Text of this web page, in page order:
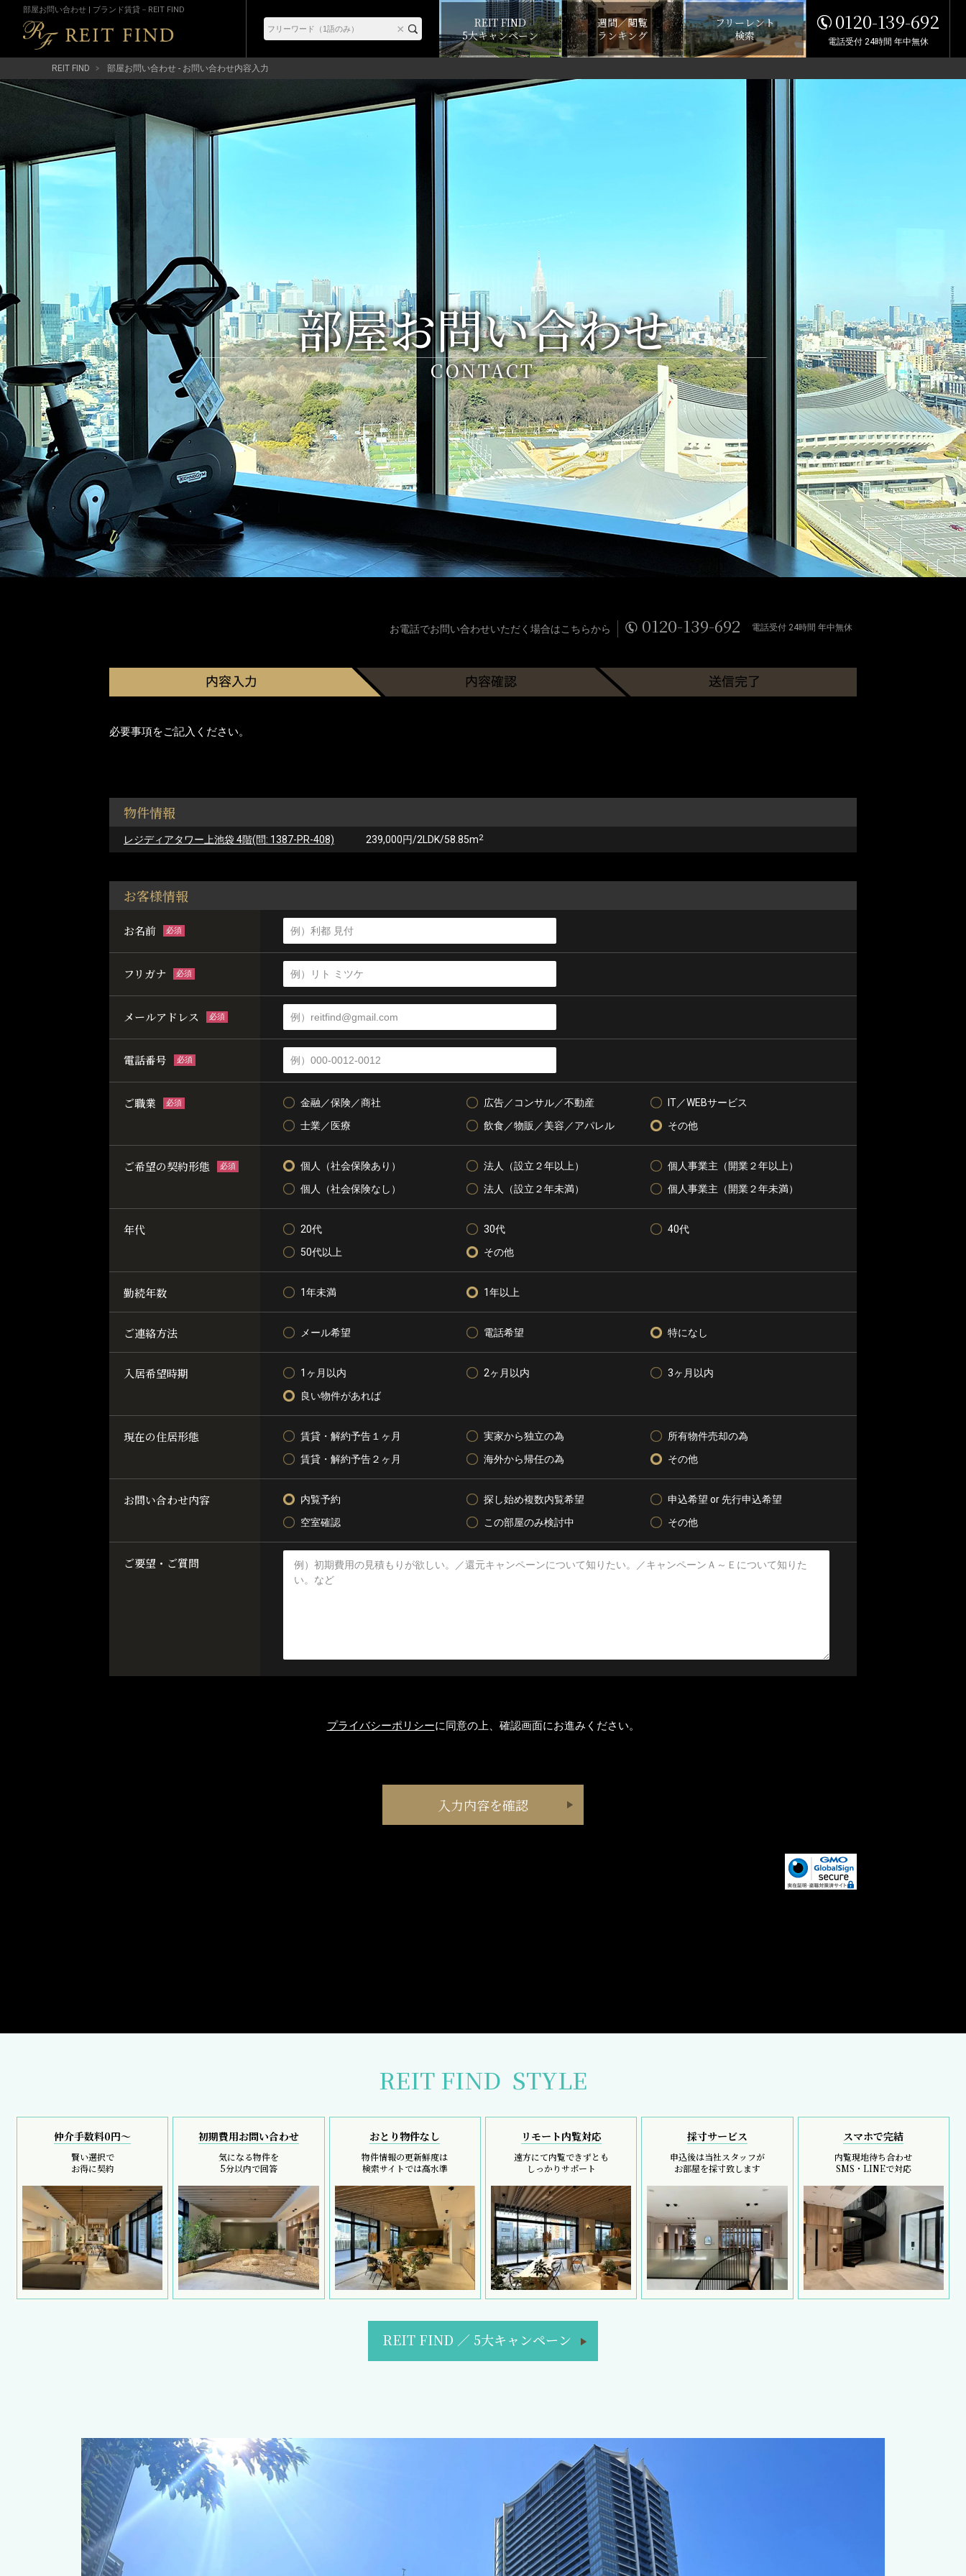
部屋お問い合わせ | ブランド賃貸－REIT FIND
REIT FIND
5大キャンペーン
週間／閲覧
ランキング
フリーレント
検索
0120-139-692
電話受付 24時間 年中無休
REIT FIND 部屋お問い合わせ - お問い合わせ内容入力
部屋お問い合わせ
CONTACT
お電話でお問い合わせいただく場合はこちらから 0120-139-692 電話受付 24時間 年中無休
必要事項をご記入ください。
物件情報
レジディアタワー上池袋 4階(問: 1387-PR-408) 239,000円/2LDK/58.85m2
お客様情報
お名前 必須
フリガナ 必須
メールアドレス 必須
電話番号 必須
ご職業 必須 金融／保険／商社 広告／コンサル／不動産
IT／WEBサービス
士業／医療
飲食／物販／美容／アパレル その他
ご希望の契約形態 必須 個人（社会保険あり） 法人（設立２年以上）
個人事業主（開業２年以上）
個人（社会保険なし）
法人（設立２年未満） 個人事業主（開業２年未満）
年代 20代 30代
40代
50代以上
その他
勤続年数 1年未満 1年以上
ご連絡方法 メール希望 電話希望 特になし
入居希望時期 1ヶ月以内 2ヶ月以内
3ヶ月以内
良い物件があれば
現在の住居形態 賃貸・解約予告１ヶ月 実家から独立の為
所有物件売却の為
賃貸・解約予告２ヶ月
海外から帰任の為 その他
お問い合わせ内容 内覧予約 探し始め複数内覧希望
申込希望 or 先行申込希望
空室確認
この部屋のみ検討中 その他
ご要望・ご質問
プライバシーポリシーに同意の上、確認画面にお進みください。
REIT FIND STYLE
仲介手数料0円～
賢い選択で
お得に契約
初期費用お問い合わせ
気になる物件を
5分以内で回答
おとり物件なし
物件情報の更新鮮度は
検索サイトでは高水準
リモート内覧対応
遠方にて内覧できずとも
しっかりサポート
採寸サービス
申込後は当社スタッフが
お部屋を採寸致します
スマホで完結
内覧現地待ち合わせ
SMS・LINEで対応
REIT FIND ／ 5大キャンペーン